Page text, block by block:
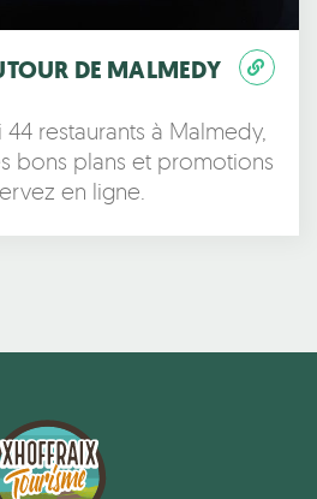
DE MALMEDY
restaurants à Malmedy,
bons plans et promotions
en ligne.